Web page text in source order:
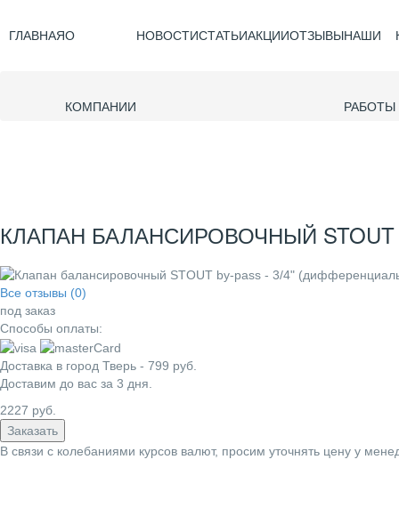
ГЛАВНАЯО
КОМПАНИИ
НОВОСТИСТАТЬИАКЦИИОТЗЫВЫНАШИ
РАБОТЫ
КЛАПАН БАЛАНСИРОВОЧНЫЙ STOUT
Все отзывы (0)
под заказ
Способы оплаты:
Доставка в город Тверь - 799 руб.
Доставим до вас за 3 дня.
2227 руб.
Заказать
В связи с колебаниями курсов валют, просим уточнять цену у